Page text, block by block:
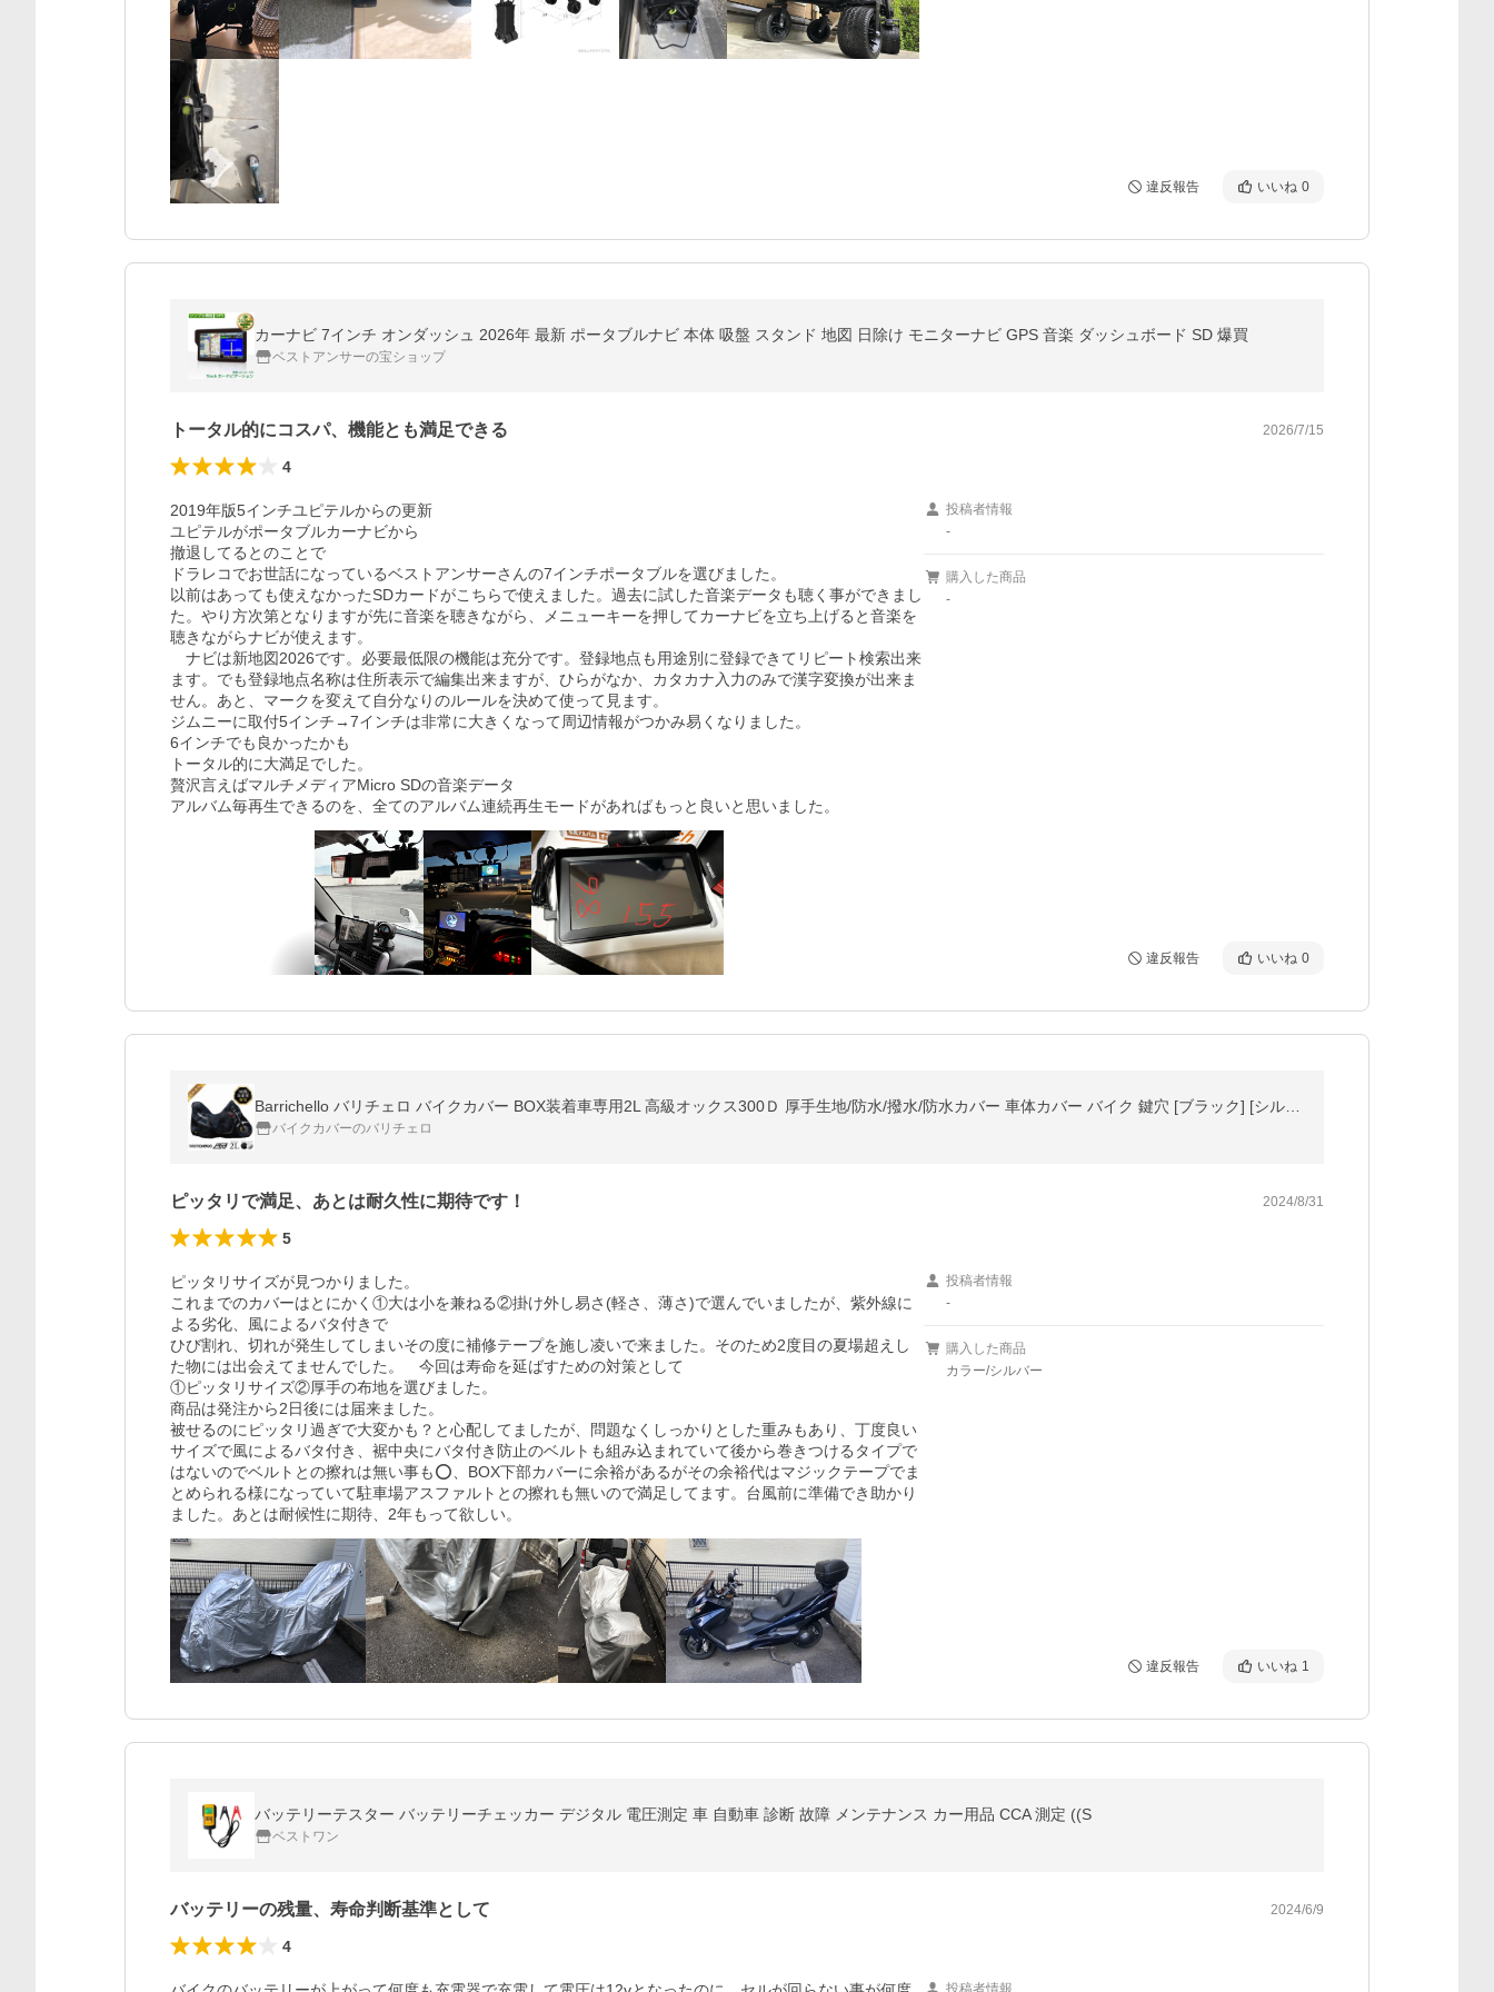
違反報告 いいね 0
カーナビ 7インチ オンダッシュ 2026年 最新 ポータブルナビ 本体 吸盤 スタンド 地図 日除け モニターナビ GPS 音楽 ダッシュボード SD 爆買
ベストアンサーの宝ショップ
トータル的にコスパ、機能とも満足できる 2026/7/15
4
2019年版5インチユピテルからの更新
ユピテルがポータブルカーナビから
撤退してるとのことで
ドラレコでお世話になっているベストアンサーさんの7インチポータブルを選びました。
以前はあっても使えなかったSDカードがこちらで使えました。過去に試した音楽データも聴く事ができまし
た。やり方次第となりますが先に音楽を聴きながら、メニューキーを押してカーナビを立ち上げると音楽を
聴きながらナビが使えます。
ナビは新地図2026です。必要最低限の機能は充分です。登録地点も用途別に登録できてリピート検索出来
ます。でも登録地点名称は住所表示で編集出来ますが、ひらがなか、カタカナ入力のみで漢字変換が出来ま
せん。あと、マークを変えて自分なりのルールを決めて使って見ます。
ジムニーに取付5インチ→7インチは非常に大きくなって周辺情報がつかみ易くなりました。
6インチでも良かったかも
トータル的に大満足でした。
贅沢言えばマルチメディアMicro SDの音楽データ
アルバム毎再生できるのを、全てのアルバム連続再生モードがあればもっと良いと思いました。
投稿者情報
-
購入した商品
-
違反報告 いいね 0
バイクカバーのバリチェロ
ピッタリで満足、あとは耐久性に期待です！ 2024/8/31
5
ピッタリサイズが見つかりました。
これまでのカバーはとにかく①大は小を兼ねる②掛け外し易さ(軽さ、薄さ)で選んでいましたが、紫外線に
よる劣化、風によるバタ付きで
ひび割れ、切れが発生してしまいその度に補修テープを施し凌いで来ました。そのため2度目の夏場超えし
た物には出会えてませんでした。　今回は寿命を延ばすための対策として
①ピッタリサイズ②厚手の布地を選びました。
商品は発注から2日後には届来ました。
被せるのにピッタリ過ぎで大変かも？と心配してましたが、問題なくしっかりとした重みもあり、丁度良い
サイズで風によるバタ付き、裾中央にバタ付き防止のベルトも組み込まれていて後から巻きつけるタイプで
はないのでベルトとの擦れは無い事も⭕️、BOX下部カバーに余裕があるがその余裕代はマジックテープでま
とめられる様になっていて駐車場アスファルトとの擦れも無いので満足してます。台風前に準備でき助かり
ました。あとは耐候性に期待、2年もって欲しい。
投稿者情報
-
購入した商品
カラー/シルバー
違反報告 いいね 1
バッテリーテスター バッテリーチェッカー デジタル 電圧測定 車 自動車 診断 故障 メンテナンス カー用品 CCA 測定 ((S
ベストワン
バッテリーの残量、寿命判断基準として 2024/6/9
4
投稿者情報